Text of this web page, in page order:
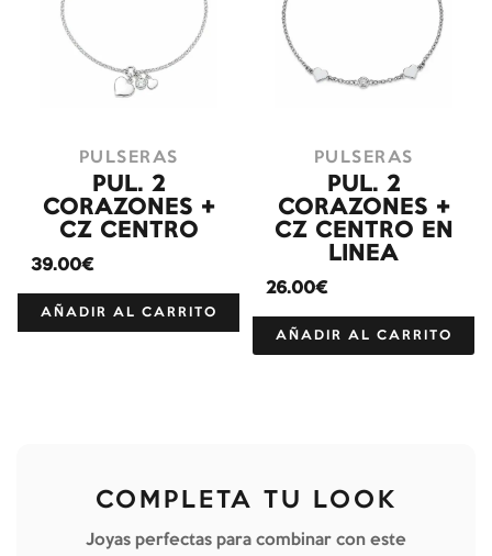
PULSERAS
PUL. 2
CORAZONES +
CZ CENTRO
39.00€
AÑADIR AL CARRITO
PULSERAS
PUL. 2
CORAZONES +
CZ CENTRO EN
LINEA
26.00€
AÑADIR AL CARRITO
COMPLETA TU LOOK
Joyas perfectas para combinar con este